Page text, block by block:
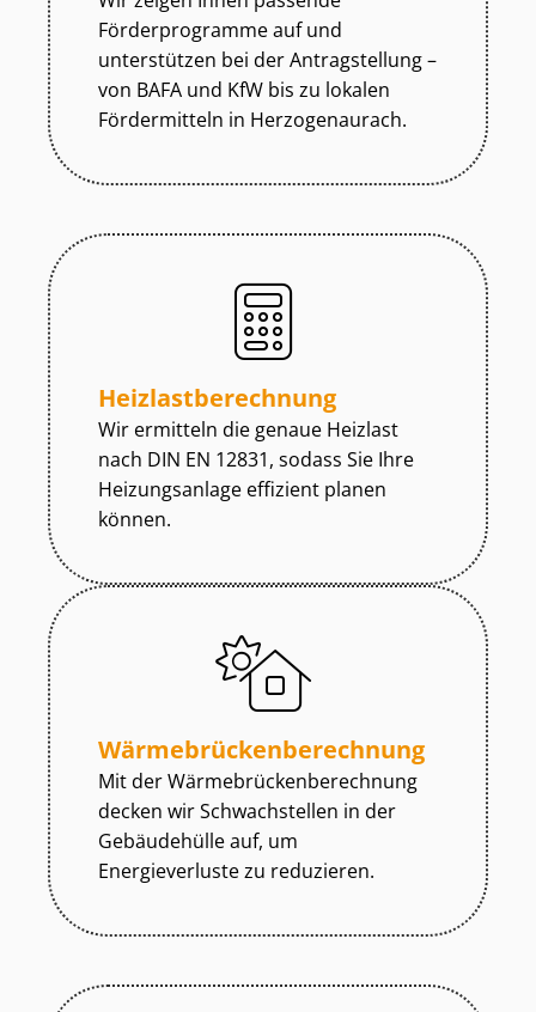
Förderprogramme auf und
unterstützen bei der Antragstellung –
von BAFA und KfW bis zu lokalen
Fördermitteln in Herzogenaurach.
Heiz­last­be­rech­nung
Wir ermitteln die genaue Heizlast
nach DIN EN 12831, sodass Sie Ihre
Heizungsanlage effizient planen
können.
Wär­me­brü­cken­be­rech­nung
Mit der Wär­me­brü­cken­be­rech­nung
decken wir Schwachstellen in der
Gebäudehülle auf, um
Energieverluste zu reduzieren.